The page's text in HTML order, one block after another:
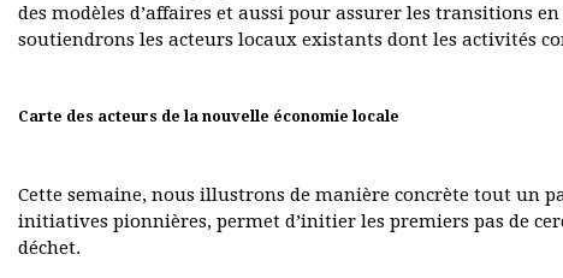
des modèles d’affaires et aussi pour assurer les transitions
soutiendrons les acteurs locaux existants dont les activités
Carte des acteurs de la nouvelle économie locale
Cette semaine, nous illustrons de manière concrète tout un
initiatives pionnières, permet d’initier les premiers pas de
déchet.